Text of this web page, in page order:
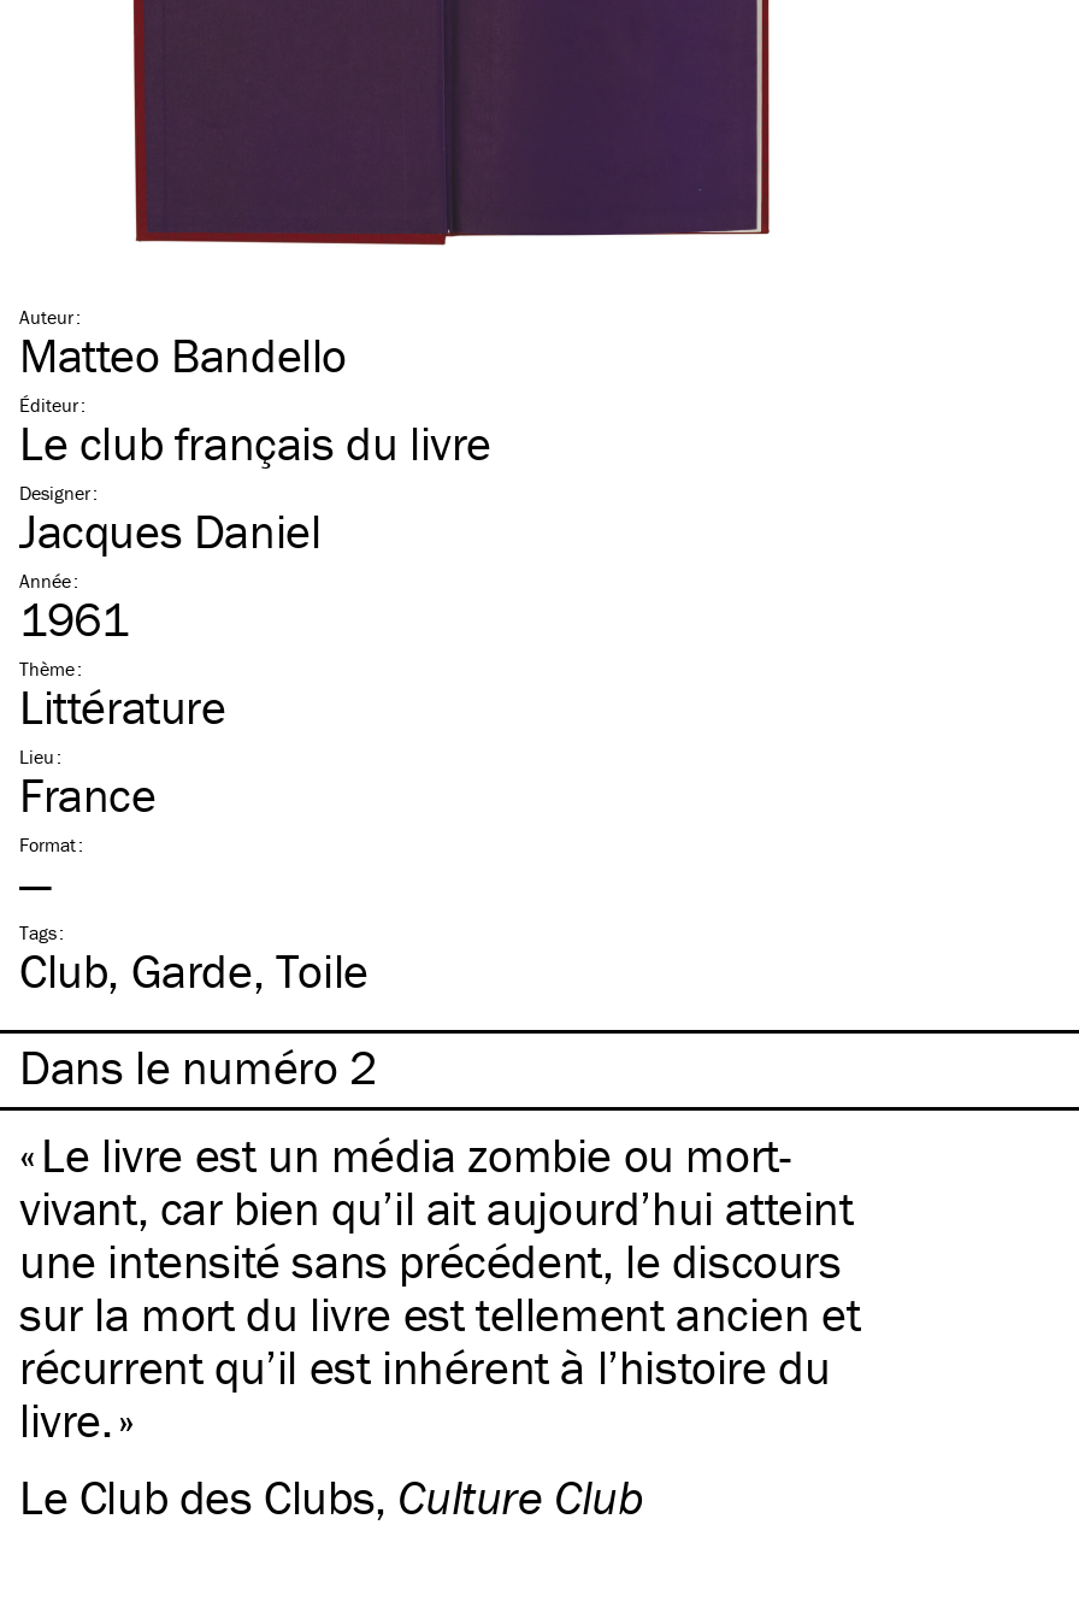
Auteur:
Matteo Bandello
Éditeur:
Le club français du livre
Designer:
Jacques Daniel
Année:
1961
Thème:
Littérature
Lieu :
France
Format:
—
Tags:
Club Garde Toile
Dans le numéro 2
Le livre est un média zombie ou mort-
vivant, car bien qu’il ait aujourd’hui atteint
une intensité sans précédent, le discours
sur la mort du livre est tellement ancien et
récurrent qu’il est inhérent à l’histoire du
livre.
Le Club des Clubs, Culture Club